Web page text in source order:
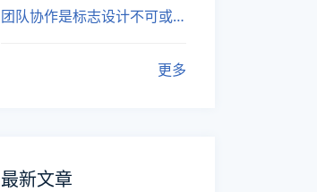
团队协作是标志设计不可或缺的一部分
更多
最新文章